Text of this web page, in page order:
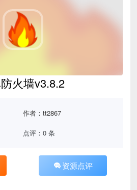
火墙v3.8.2
作者：tt2867
点评：0 条
资源点评